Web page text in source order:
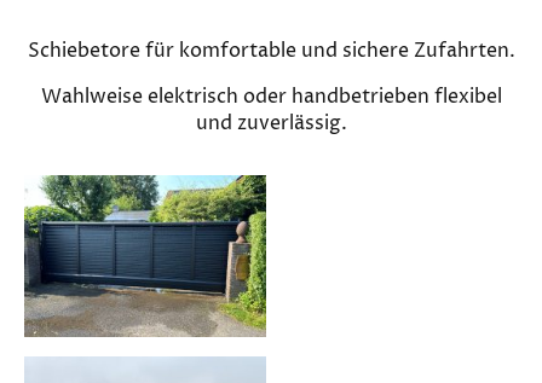
Schiebetore für komfortable und sichere Zufahrten.
Wahlweise elektrisch oder handbetrieben flexibel
und zuverlässig.